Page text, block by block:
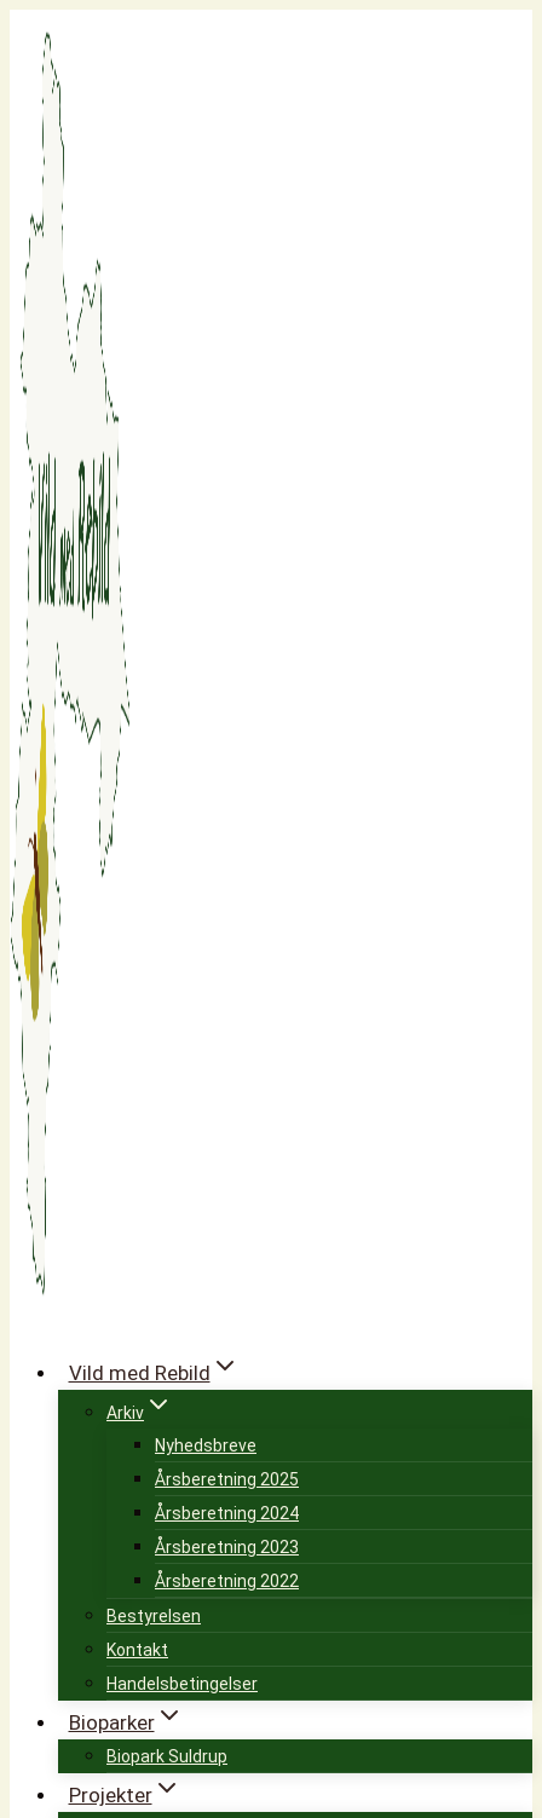
indhold
Vild med Rebild
Arkiv
Nyhedsbreve
Årsberetning 2025
Årsberetning 2024
Årsberetning 2023
Årsberetning 2022
Bestyrelsen
Kontakt
Handelsbetingelser
Bioparker
Biopark Suldrup
Projekter